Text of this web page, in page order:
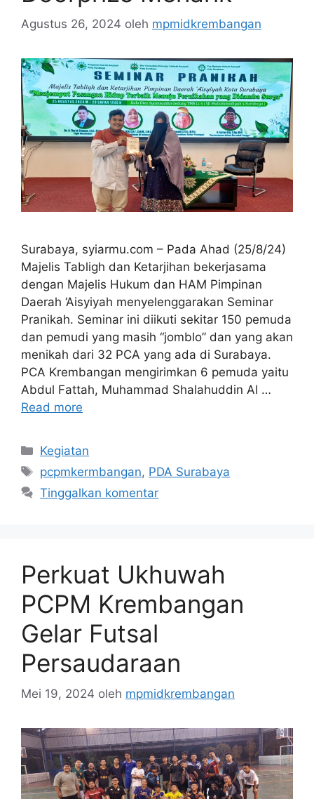
Agustus 26, 2024 oleh mpmidkrembangan
Surabaya, syiarmu.com – Pada Ahad (25/8/24)
Majelis Tabligh dan Ketarjihan bekerjasama
dengan Majelis Hukum dan HAM Pimpinan
Daerah ‘Aisyiyah menyelenggarakan Seminar
Pranikah. Seminar ini diikuti sekitar 150 pemuda
dan pemudi yang masih “jomblo” dan yang akan
menikah dari 32 PCA yang ada di Surabaya.
PCA Krembangan mengirimkan 6 pemuda yaitu
Abdul Fattah, Muhammad Shalahuddin Al …
Read more
Kategori
Kegiatan
Tag
pcpmkermbangan, PDA Surabaya
Tinggalkan komentar
Perkuat Ukhuwah
PCPM Krembangan
Gelar Futsal
Persaudaraan
Mei 19, 2024 oleh mpmidkrembangan